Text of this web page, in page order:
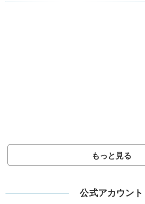
もっと見る
公式アカウント